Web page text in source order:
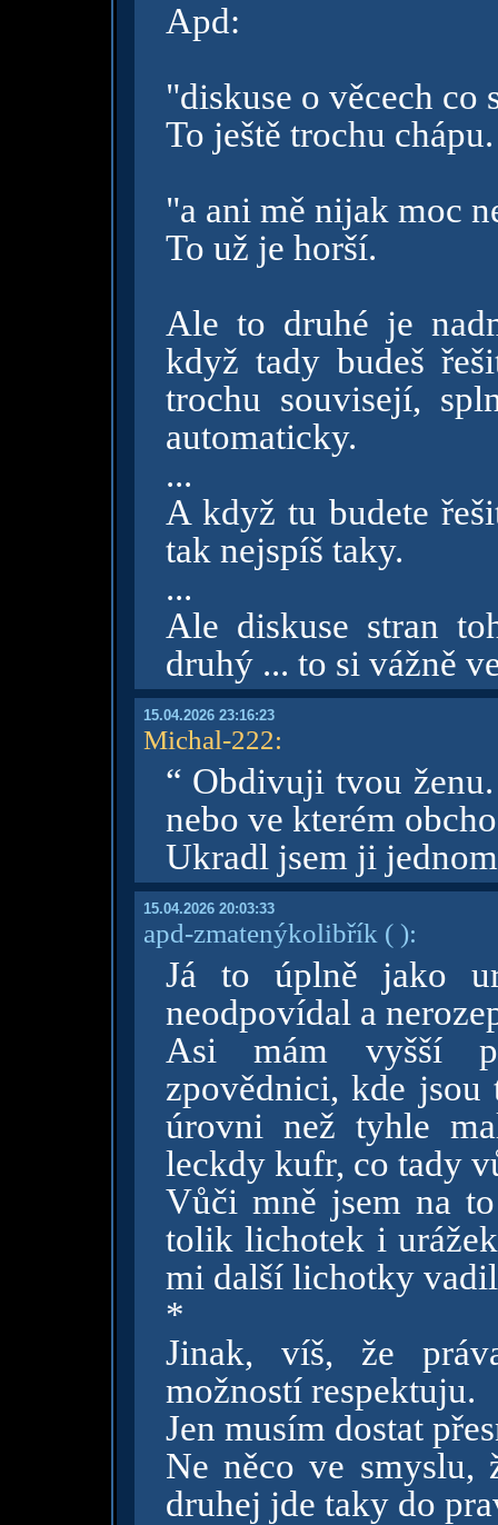
Apd:
"diskuse o věcech co
To ještě trochu chápu.
"a ani mě nijak moc
To už je horší.
Ale to druhé je
když tady budeš
trochu souvisejí,
automaticky.
...
A když tu budete
tak nejspíš taky.
...
Ale diskuse stran
druhý ... to si vážně
15.04.2026 23:16:23
Michal-222:
“ Obdivuji tvou
nebo ve kterém
Ukradl jsem ji
15.04.2026 20:03:33
apd-zmatenýkolibřík ( ):
Já to úplně jako
neodpovídal a
Asi mám vyšší
zpovědnici, kde
úrovni než tyhle
leckdy kufr, co tady
Vůči mně jsem na
tolik lichotek i
mi další lichotky
*
Jinak, víš, že
možností respektuju.
Jen musím dostat
Ne něco ve smyslu,
druhej jde taky do